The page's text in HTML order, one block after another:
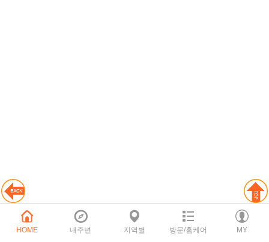
HOME 내주변 지역별 방문/홈케어 MY